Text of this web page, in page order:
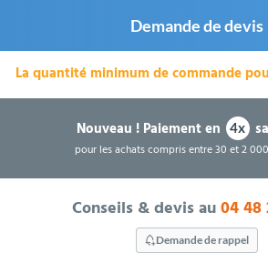
Demande de devis
La quantité minimum de commande
Nouveau !Paiement en 4x
pour les achats compris entre 30 et 2
Conseils & devis au04 48
Demande de rappel